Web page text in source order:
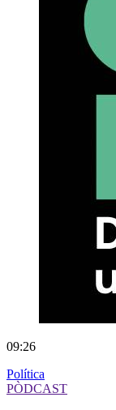
09:26
Política
PÒDCAST